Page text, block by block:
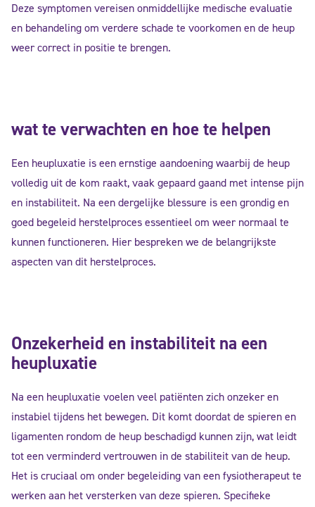
Deze symptomen vereisen onmiddellijke medische evaluatie
en behandeling om verdere schade te voorkomen en de heup
weer correct in positie te brengen.
wat te verwachten en hoe te helpen
Een heupluxatie is een ernstige aandoening waarbij de heup
volledig uit de kom raakt, vaak gepaard gaand met intense pijn
en instabiliteit. Na een dergelijke blessure is een grondig en
goed begeleid herstelproces essentieel om weer normaal te
kunnen functioneren. Hier bespreken we de belangrijkste
aspecten van dit herstelproces.
Onzekerheid en instabiliteit na een
heupluxatie
Na een heupluxatie voelen veel patiënten zich onzeker en
instabiel tijdens het bewegen. Dit komt doordat de spieren en
ligamenten rondom de heup beschadigd kunnen zijn, wat leidt
tot een verminderd vertrouwen in de stabiliteit van de heup.
Het is cruciaal om onder begeleiding van een fysiotherapeut te
werken aan het versterken van deze spieren. Specifieke